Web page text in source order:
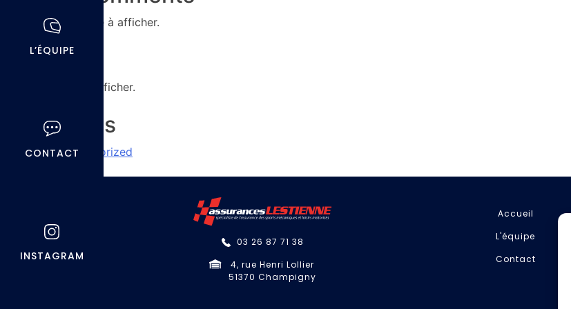
L’ÉQUIPE
CONTACT
INSTAGRAM
Aucun commentaire à afficher.
Archives
Aucune archive à afficher.
Categories
Uncategorized
03 26 87 71 38
4, rue Henri Lollier
51370 Champigny
Accueil
L'équipe
Contact